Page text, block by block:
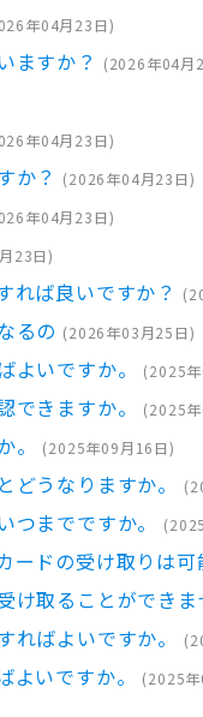
年04月23日)
ますか？ (2026年04月
年04月23日)
か？ (2026年04月23日)
年04月23日)
23日)
れば良いですか？ (
るの (2026年03月25日)
いですか。 (2025
きますか。 (2025
(2025年09月16日)
うなりますか。 (
までですか。 (
ドの受け取りは可
取ることができ
ばよいですか。 (
いですか。 (2025